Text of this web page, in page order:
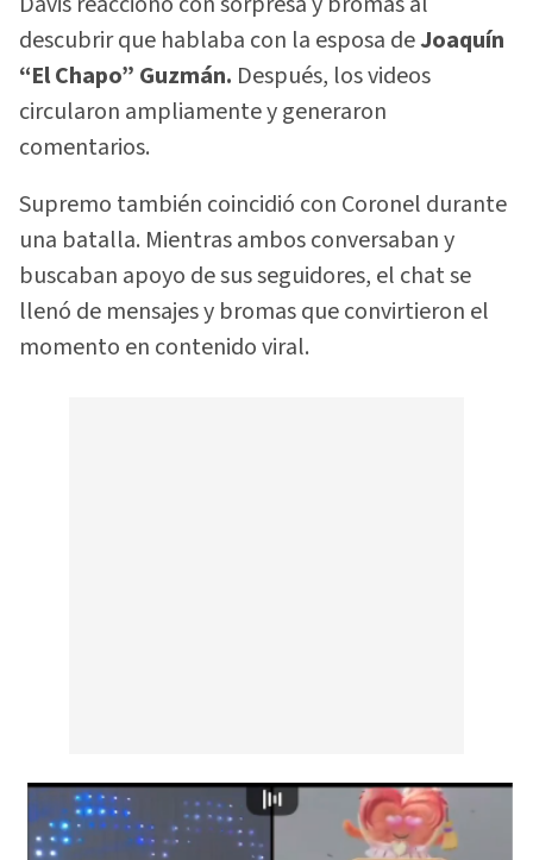
descubrir que hablaba con la esposa deJoaquín
“El Chapo” Guzmán. Después, los videos
circularon ampliamente y generaron
comentarios.
Supremo también coincidió con Coronel durante
una batalla. Mientras ambos conversaban y
buscaban apoyo de sus seguidores, el chat se
llenó de mensajes y bromas que convirtieron el
momento en contenido viral.